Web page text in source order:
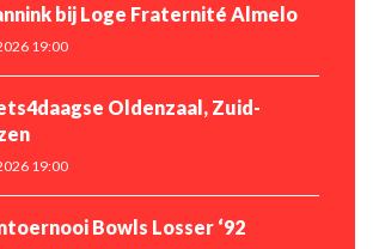
bij Loge Fraternité Almelo
19:00
Oldenzaal, Zuid-
19:00
Bowls Losser ‘92